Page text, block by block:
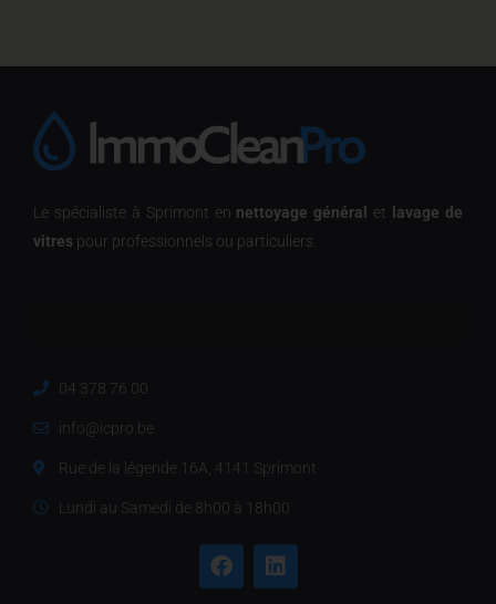
Le spécialiste à Sprimont en nettoyage général et
lavage de
vitres pour professionnels ou particuliers.
04 378 76 00
info@icpro.be
Rue de la légende 16A, 4141 Sprimont
Lundi au Samedi de 8h00 à 18h00